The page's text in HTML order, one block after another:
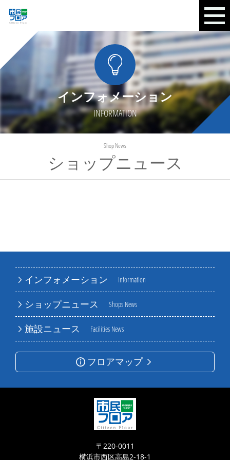
インフォメーション
INFORMATION
インフォメーション Information
ショップニュース Shops News
施設ニュース Facilities News
フロアマップ
ショップニュース
Shop News
〒220-0011
横浜市西区高島2-18-1